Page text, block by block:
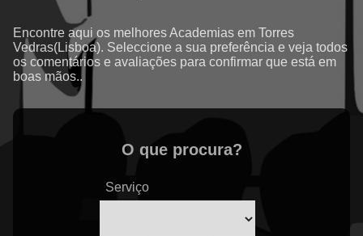
Encontre aqui os melhores Academias em Torres
Vedras(Lisboa). Seleccione a sua preferência e veja todos
os comentários e avaliações para confirmar que está em
boas mãos..
O que procura?
Serviço